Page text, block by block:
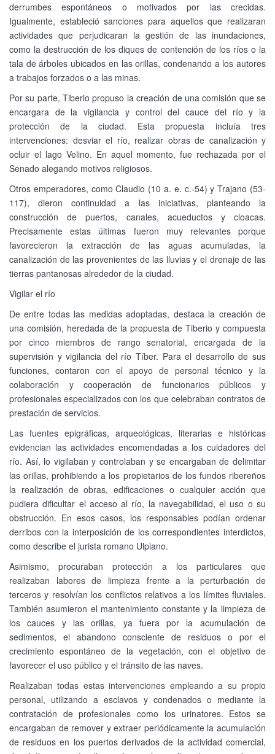
derrumbes espontáneos o motivados por las crecidas.
Igualmente, estableció sanciones para aquellos que realizaran
actividades que perjudicaran la gestión de las inundaciones,
como la destrucción de los diques de contención de los ríos o la
tala de árboles ubicados en las orillas, condenando a los autores
a trabajos forzados o a las minas.
Por su parte, Tiberio propuso la creación de una comisión que se
encargara de la vigilancia y control del cauce del río y la
protección de la ciudad. Esta propuesta incluía tres
intervenciones: desviar el río, realizar obras de canalización y
ocluir el lago Velino. En aquel momento, fue rechazada por el
Senado alegando motivos religiosos.
Otros emperadores, como Claudio (10 a. e. c.-54) y Trajano (53-
117), dieron continuidad a las iniciativas, planteando la
construcción de puertos, canales, acueductos y cloacas.
Precisamente estas últimas fueron muy relevantes porque
favorecieron la extracción de las aguas acumuladas, la
canalización de las provenientes de las lluvias y el drenaje de las
tierras pantanosas alrededor de la ciudad.
Vigilar el río
De entre todas las medidas adoptadas, destaca la creación de
una comisión, heredada de la propuesta de Tiberio y compuesta
por cinco miembros de rango senatorial, encargada de la
supervisión y vigilancia del río Tíber. Para el desarrollo de sus
funciones, contaron con el apoyo de personal técnico y la
colaboración y cooperación de funcionarios públicos y
profesionales especializados con los que celebraban contratos de
prestación de servicios.
Las fuentes epigráficas, arqueológicas, literarias e históricas
evidencian las actividades encomendadas a los cuidadores del
río. Así, lo vigilaban y controlaban y se encargaban de delimitar
las orillas, prohibiendo a los propietarios de los fundos ribereños
la realización de obras, edificaciones o cualquier acción que
pudiera dificultar el acceso al río, la navegabilidad, el uso o su
obstrucción. En esos casos, los responsables podían ordenar
derribos con la interposición de los correspondientes interdictos,
como describe el jurista romano Ulpiano.
Asimismo, procuraban protección a los particulares que
realizaban labores de limpieza frente a la perturbación de
terceros y resolvían los conflictos relativos a los límites fluviales.
También asumieron el mantenimiento constante y la limpieza de
los cauces y las orillas, ya fuera por la acumulación de
sedimentos, el abandono consciente de residuos o por el
crecimiento espontáneo de la vegetación, con el objetivo de
favorecer el uso público y el tránsito de las naves.
Realizaban todas estas intervenciones empleando a su propio
personal, utilizando a esclavos y condenados o mediante la
contratación de profesionales como los urinatores. Estos se
encargaban de remover y extraer periódicamente la acumulación
de residuos en los puertos derivados de la actividad comercial,